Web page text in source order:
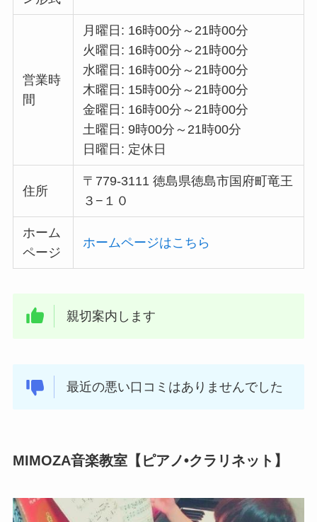
営業時
間
月曜日: 16時00分～21時00分
火曜日: 16時00分～21時00分
水曜日: 16時00分～21時00分
木曜日: 15時00分～21時00分
金曜日: 16時00分～21時00分
土曜日: 9時00分～21時00分
日曜日: 定休日
住所
〒779-3111 徳島県徳島市国府町竜王
３−１０
ホーム
ページ
ホームページはこちら
親切案内します
最近の悪い口コミはありませんでした
MIMOZA音楽教室【ピアノ•クラリネット】